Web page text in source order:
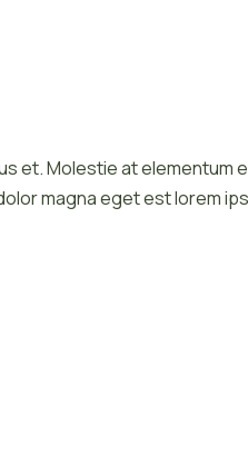
Molestie at elementum
magna eget est lorem